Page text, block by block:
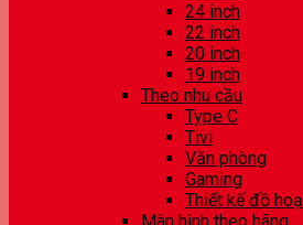
24 inch
22 inch
20 inch
19 inch
Theo nhu cầu
Type C
Tivi
Văn phòng
Gaming
Thiết kế đồ hoạ